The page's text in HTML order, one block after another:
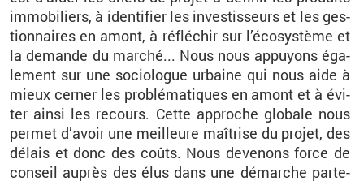
im­mo­bi­liers, à iden­ti­fier les in­ves­tis­seurs et les ges­
tion­naires en amont, à ré­flé­chir sur l’éco­sys­tème et
la de­mande du mar­ché... Nous nous ap­puyons éga­
le­ment sur une so­cio­logue ur­baine qui nous aide à
mieux cer­ner les pro­blé­ma­tiques en amont et à évi­
ter ainsi les re­cours. Cette ap­proche glo­bale nous
per­met d’avoir une meilleure maî­trise du pro­jet, des
dé­lais et donc des coûts. Nous de­ve­nons force de
conseil au­près des élus dans une dé­marche par­te­